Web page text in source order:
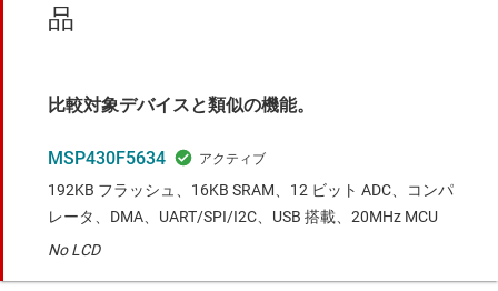
品
比較対象デバイスと類似の機能。
MSP430F5634
192KB フラッシュ、16KB SRAM、12 ビット ADC、コンパ
レータ、DMA、UART/SPI/I2C、USB 搭載、20MHz MCU
No LCD